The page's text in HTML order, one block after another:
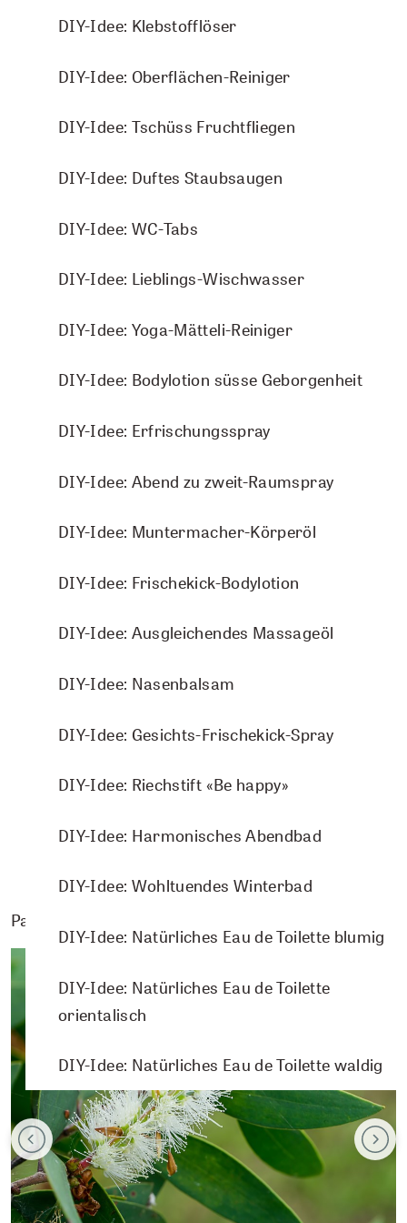
DIY-Idee: Energie-Körperöl
DIY-Idee: Schützender Raumspray
DIY-Idee: Winterzeit-Fussöl
DIY-Idee: Schlaf Gut-Raumspray
DIY-Idee: Muskelfit-Öl
DIY-Idee: Seelenwohl-Duschbad
DIY-Idee: Riechstift Morgenmuffel
DIY-Idee: Bodylotion süsse Geborgenheit
DIY-Idee: Erfrischungsspray
DIY-Idee: Abend zu zweit-Raumspray
DIY-Idee: Muntermacher-Körperöl
DIY-Idee: Frischekick-Bodylotion
DIY-Idee: Ausgleichendes Massageöl
DIY-Idee: Nasenbalsam
DIY-Idee: Gesichts-Frischekick-Spray
DIY-Idee: Riechstift «Be happy»
DIY-Idee: Harmonisches Abendbad
DIY-Idee: Wohltuendes Winterbad
DIY-Idee: Natürliches Eau de Toilette blumig
DIY-Idee: Natürliches Eau de Toilette
orientalisch
DIY-Idee: Natürliches Eau de Toilette waldig
DIY-Idee: Klebstofflöser
DIY-Idee: Oberflächen-Reiniger
DIY-Idee: Tschüss Fruchtfliegen
DIY-Idee: Duftes Staubsaugen
DIY-Idee: WC-Tabs
DIY-Idee: Lieblings-Wischwasser
DIY-Idee: Yoga-Mätteli-Reiniger
Lebensglück
Räucherwerk
Ruhe
Verstich mein nicht
Waldbaden
So gehts:
Die ätherischen Öle direkt in einen neutralen
Mehrmals täglich 2-3 Sprühstösse im Raum oder in
TOP Cajeput ätherisches Öl
Passende Pflanzenporträts